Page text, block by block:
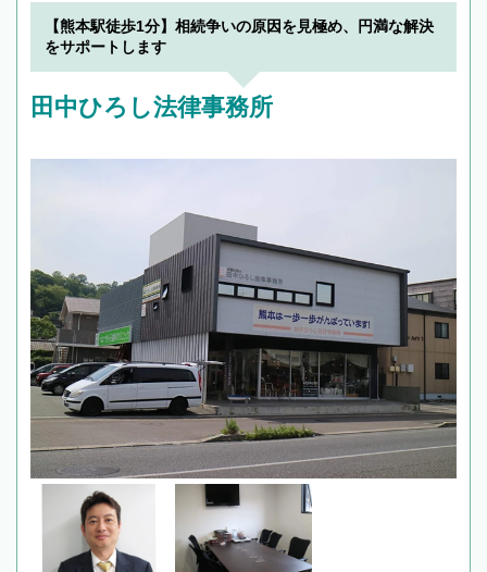
【熊本駅徒歩1分】相続争いの原因を見極め、円満な解決
をサポートします
田中ひろし法律事務所